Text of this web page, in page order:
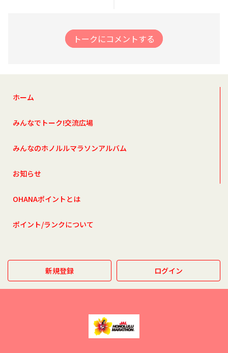
トークにコメントする
ホーム
みんなでトーク!交流広場
みんなのホノルルマラソンアルバム
お知らせ
OHANAポイントとは
ポイント/ランクについて
新規登録 ログイン